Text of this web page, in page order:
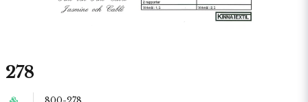
278